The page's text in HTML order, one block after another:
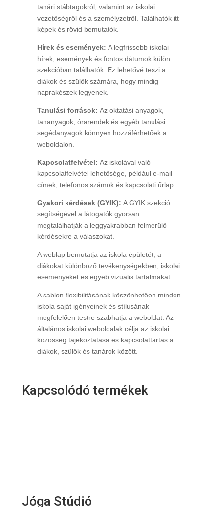
tanári stábtagokról, valamint az iskolai
vezetőségről és a személyzetről. Találhatók itt
képek és rövid bemutatók.
Hírek és események: A legfrissebb iskolai
hírek, események és fontos dátumok külön
szekcióban találhatók. Ez lehetővé teszi a
diákok és szülők számára, hogy mindig
naprakészek legyenek.
Tanulási források: Az oktatási anyagok,
tananyagok, órarendek és egyéb tanulási
segédanyagok könnyen hozzáférhetőek a
weboldalon.
Kapcsolatfelvétel: Az iskolával való
kapcsolatfelvétel lehetősége, például e-mail
címek, telefonos számok és kapcsolati űrlap.
Gyakori kérdések (GYIK): A GYIK szekció
segítségével a látogatók gyorsan
megtalálhatják a leggyakrabban felmerülő
kérdésekre a válaszokat.
A weblap bemutatja az iskola épületét, a
diákokat különböző tevékenységekben, iskolai
eseményeket és egyéb vizuális tartalmakat.
A sablon flexibilitásának köszönhetően minden
iskola saját igényeinek és stílusának
megfelelően testre szabhatja a weboldat. Az
általános iskolai weboldalak célja az iskolai
közösség tájékoztatása és kapcsolattartás a
diákok, szülők és tanárok között.
Kapcsolódó termékek
Jóga Stúdió